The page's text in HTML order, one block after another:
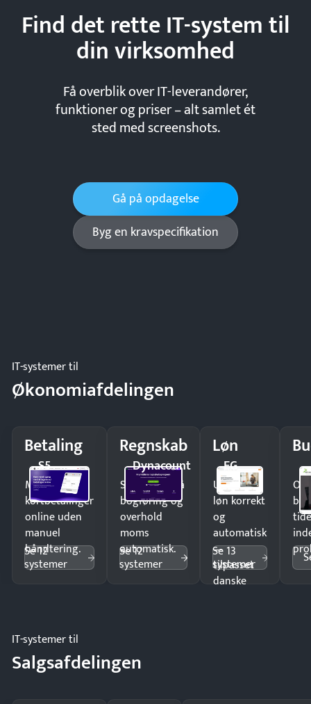
Find det rette IT-system til
dinvirksomhed
Få overblik over IT-leverandører,
funktioner og priser – alt samlet ét
sted med screenshots.
Gå på opdagelse
Byg en kravspecifikation
IT-systemer til
Økonomiafdelingen
Betaling
S5
Modtag
kortbetalinger
online uden
manuel
håndtering.
Se 12
systemer
Regnskab
Dynacount
Spar timer på
bogføring og
overhold
moms
automatisk.
Se 12
systemer
Løn
EG
Udbetal
løn korrekt
og
automatisk
—
tilpasset
danske
Se 13
systemer
IT-systemer til
Salgsafdelingen